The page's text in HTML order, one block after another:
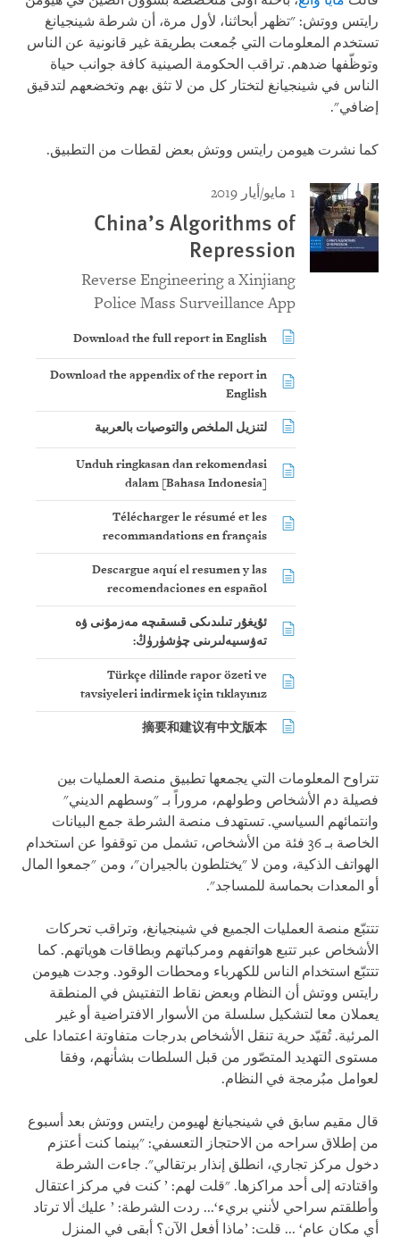
رايتس ووتش: "تظهر أبحاثنا، لأول مرة، أن شرطة شينجيانغ
تستخدم المعلومات التي جُمعت بطريقة غير قانونية عن الناس
وتوظّفها ضدهم. تراقب الحكومة الصينية كافة جوانب حياة
الناس في شينجيانغ لتختار كل من لا تثق بهم وتخضعهم لتدقيق
إضافي".
كما نشرت هيومن رايتس ووتش بعض لقطات من التطبيق.
1 مايو/أيار 2019
China’s Algorithms of
Repression
Reverse Engineering a Xinjiang
Police Mass Surveillance App
Download the full report in English
Download the appendix of the report in
English
لتنزيل الملخص والتوصيات بالعربية
Unduh ringkasan dan rekomendasi
dalam [Bahasa Indonesia]
Télécharger le résumé et les
recommandations en français
Descargue aquí el resumen y las
recomendaciones en español
ئۇيغۇر تىلىدىكى قىسقىچە مەزمۇنى ۋە
تەۋسىيەلىرىنى چۈشۈرۈڭ:
Türkçe dilinde rapor özeti ve
tavsiyeleri indirmek için tıklayınız
摘要和建议有中文版本
تتراوح المعلومات التي يجمعها تطبيق منصة العمليات بين
فصيلة دم الأشخاص وطولهم، مروراً بـ "وسطهم الديني"
وانتمائهم السياسي. تستهدف منصة الشرطة جمع البيانات
الخاصة بـ 36 فئة من الأشخاص، تشمل من توقفوا عن استخدام
الهواتف الذكية، ومن لا "يختلطون بالجيران"، ومن "جمعوا المال
أو المعدات بحماسة للمساجد".
تتتبّع منصة العمليات الجميع في شينجيانغ، وتراقب تحركات
الأشخاص عبر تتبع هواتفهم ومركباتهم وبطاقات هوياتهم. كما
تتتبّع استخدام الناس للكهرباء ومحطات الوقود. وجدت هيومن
رايتس ووتش أن النظام وبعض نقاط التفتيش في المنطقة
يعملان معا لتشكيل سلسلة من الأسوار الافتراضية أو غير
المرئية. تُقيّد حرية تنقل الأشخاص بدرجات متفاوتة اعتمادا على
مستوى التهديد المتصّور من قبل السلطات بشأنهم، وفقا
لعوامل مبُرمجة في النظام.
قال مقيم سابق في شينجيانغ لهيومن رايتس ووتش بعد أسبوع
من إطلاق سراحه من الاحتجاز التعسفي: "بينما كنت أعتزم
دخول مركز تجاري، انطلق إنذار برتقالي". جاءت الشرطة
واقتادته إلى أحد مراكزها. "قلت لهم: ’ كنت في مركز اعتقال
وأطلقتم سراحي لأنني بريء‘... ردت الشرطة: ’ عليك ألا ترتاد
أي مكان عام‘ ... قلت: ’ماذا أفعل الآن؟ أبقى في المنزل